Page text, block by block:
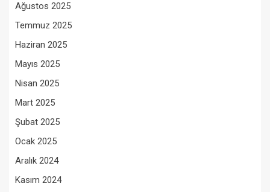
Ağustos 2025
Temmuz 2025
Haziran 2025
Mayıs 2025
Nisan 2025
Mart 2025
Şubat 2025
Ocak 2025
Aralık 2024
Kasım 2024